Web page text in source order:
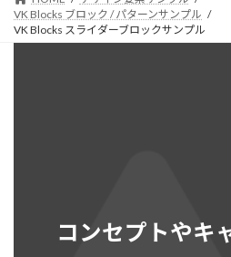
VK Blocks ブロック / パターンサンプル
VK Blocks スライダーブロックサンプル
コンセプトやキ